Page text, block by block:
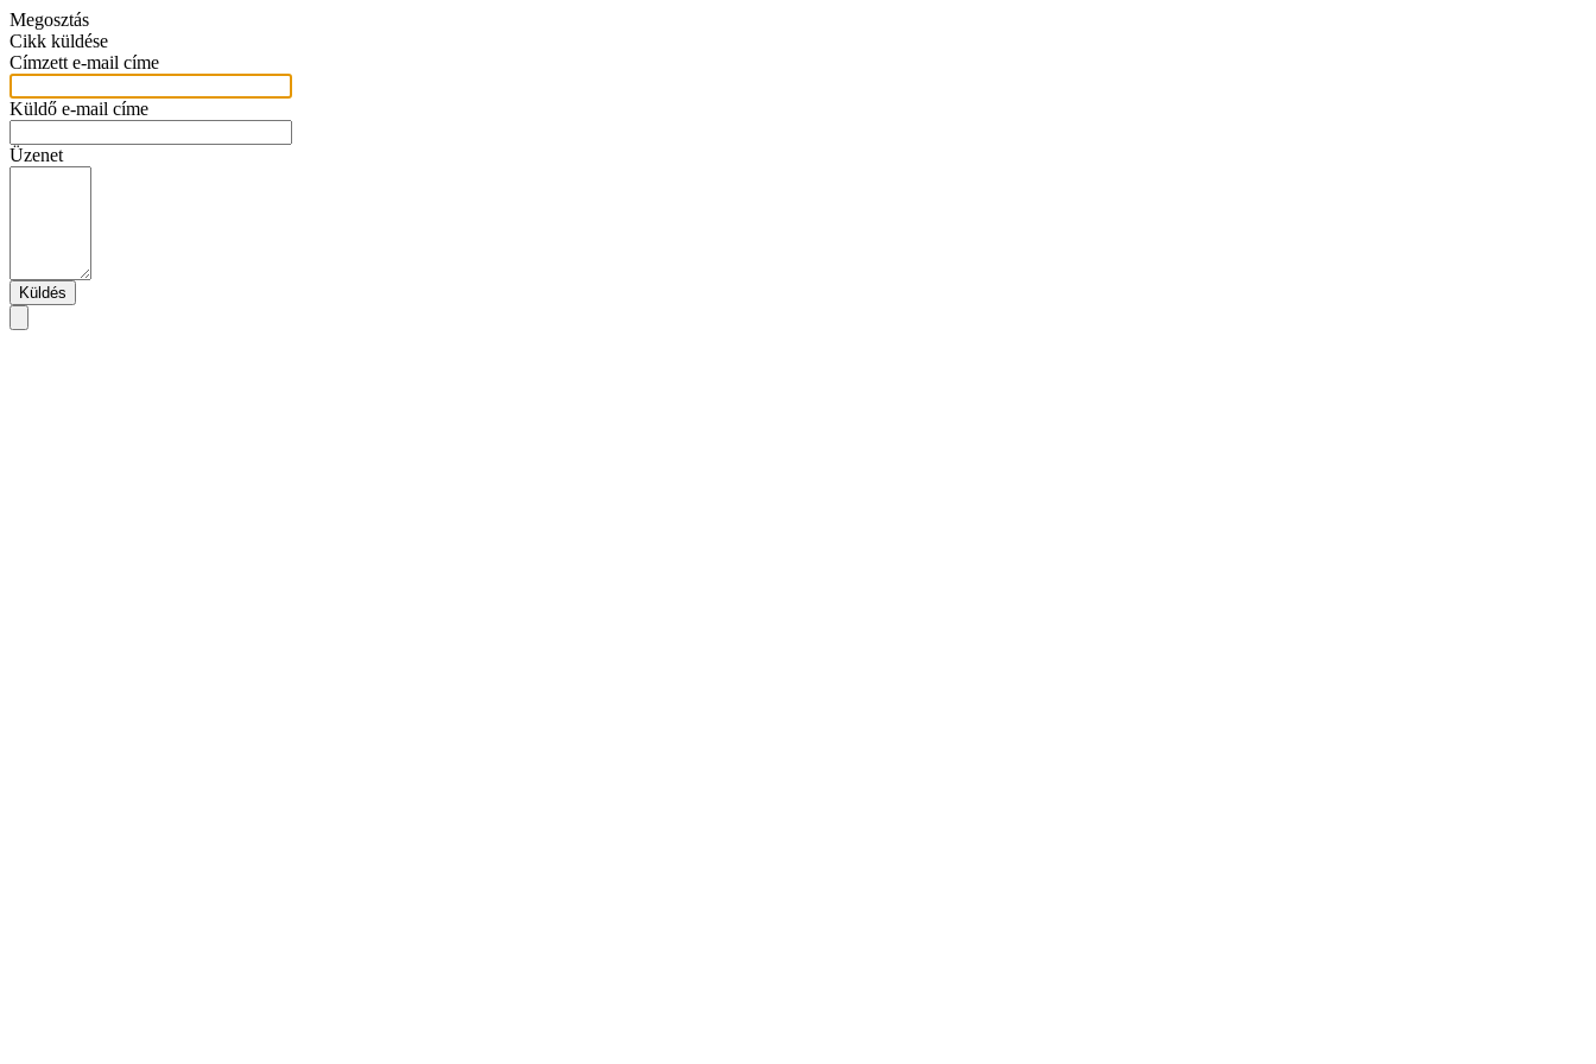
Megosztás
Cikk küldése
Címzett e-mail címe
Küldő e-mail címe
Üzenet